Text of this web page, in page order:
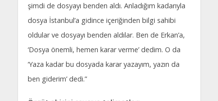
şimdi de dosyayı benden aldı. Anladığım kadarıyla
dosya İstanbul’a gidince içeriğinden bilgi sahibi
oldular ve dosyayı benden aldılar. Ben de Erkan’a,
‘Dosya önemli, hemen karar verme’ dedim. O da
‘Yaza kadar bu dosyada karar yazayım, yazın da
ben giderim’ dedi.”